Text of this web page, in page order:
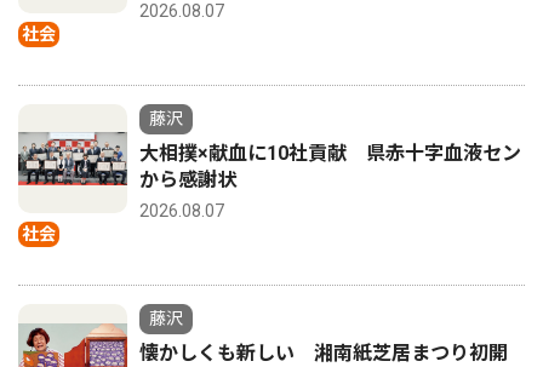
社会
2026.08.07
社会
藤沢
大相撲×献血に10社貢献 県赤十字血液セン
から感謝状
2026.08.07
藤沢
懐かしくも新しい 湘南紙芝居まつり初開